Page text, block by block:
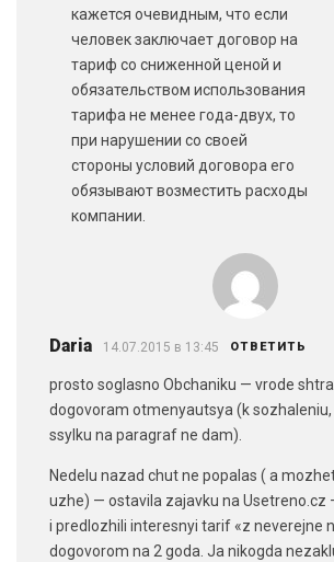
кажется очевидным, что если
человек заключает договор на
тариф со сниженной ценой и
обязательством использования
тарифа не менее года-двух, то
при нарушении со своей
стороны условий договора его
обязывают возместить расходы
компании.
Daria 14.07.2015 в 13:45 ОТВЕТИТЬ
prosto soglasno Obchaniku — vrode
dogovoram otmenyautsya (k
ssylku na paragraf ne dam).
Nedelu nazad chut ne popalas ( a
uzhe) — ostavila zajavku na Usetreno.cz
i predlozhili interesnyi tarif «z neverejne
dogovorom na 2 goda. Ja nikogda